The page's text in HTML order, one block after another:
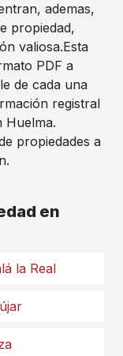
ademas,
propiedad,
valiosa.Esta
PDF a
de cada una
registral
Huelma.
propiedades a
en
la Real